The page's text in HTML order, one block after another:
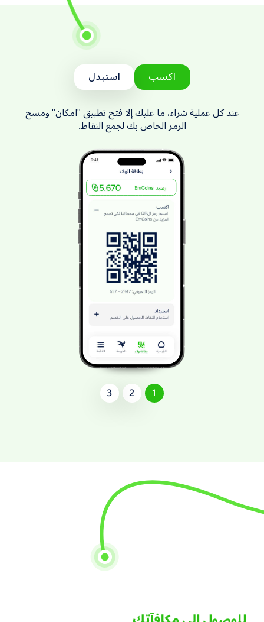
اكسب
استبدل
عند كل عملية شراء، ما عليك إلا فتح تطبيق "امكان" ومسح
الرمز الخاص بك لجمع النقاط.
1
2
3